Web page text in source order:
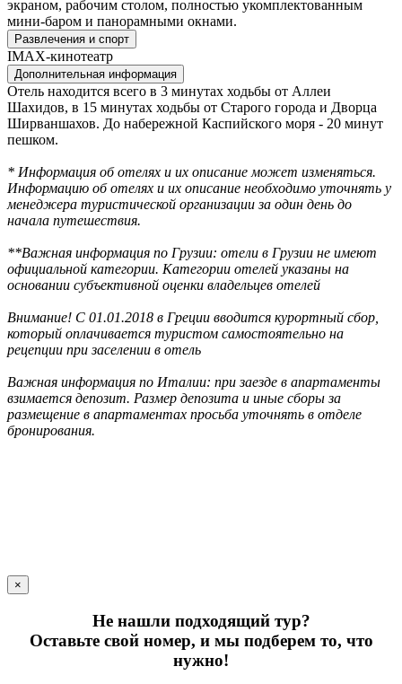
экраном, рабочим столом, полностью укомплектованным
мини-баром и панорамными окнами.
Развлечения и спорт
IMAX-кинотеатр
Дополнительная информация
Отель находится всего в 3 минутах ходьбы от Аллеи
Шахидов, в 15 минутах ходьбы от Старого города и Дворца
Ширваншахов. До набережной Каспийского моря - 20 минут
пешком.
* Информация об отелях и их описание может изменяться.
Информацию об отелях и их описание необходимо уточнять у
менеджера туристической организации за один день до
начала путешествия.
**Важная информация по Грузии: отели в Грузии не имеют
официальной категории. Категории отелей указаны на
основании субъективной оценки владельцев отелей
Внимание! С 01.01.2018 в Греции вводится курортный сбор,
который оплачивается туристом самостоятельно на
рецепции при заселении в отель
Важная информация по Италии: при заезде в апартаменты
взимается депозит. Размер депозита и иные сборы за
размещение в апартаментах просьба уточнять в отделе
бронирования.
×
Не нашли подходящий тур?
Оставьте свой номер, и мы подберем то, что
нужно!